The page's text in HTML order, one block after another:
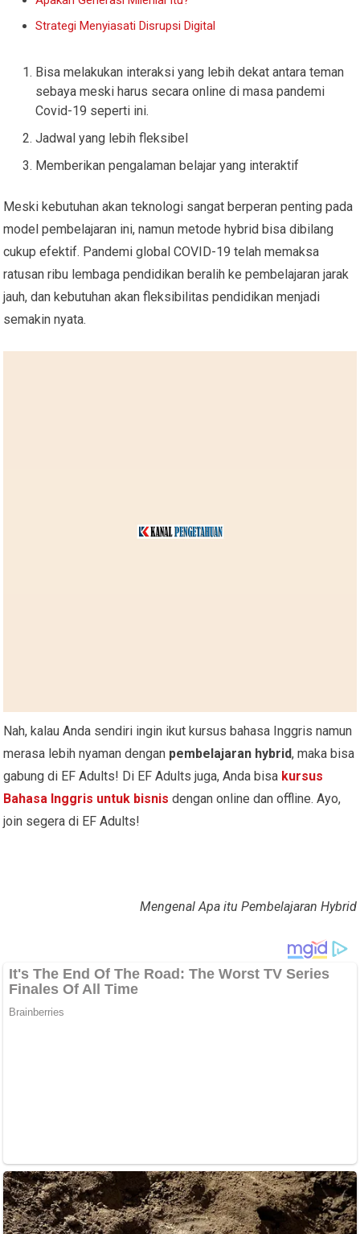
Strategi Menyiasati Disrupsi Digital
Bisa melakukan interaksi yang lebih dekat antara teman
sebaya meski harus secara online di masa pandemi
Covid-19 seperti ini.
Jadwal yang lebih fleksibel
Memberikan pengalaman belajar yang interaktif
Meski kebutuhan akan teknologi sangat berperan penting pada
model pembelajaran ini, namun metode hybrid bisa dibilang
cukup efektif. Pandemi global COVID-19 telah memaksa
ratusan ribu lembaga pendidikan beralih ke pembelajaran jarak
jauh, dan kebutuhan akan fleksibilitas pendidikan menjadi
semakin nyata.
Nah, kalau Anda sendiri ingin ikut kursus bahasa Inggris namun
merasa lebih nyaman dengan pembelajaran hybrid, maka bisa
gabung di EF Adults! Di EF Adults juga, Anda bisa kursus
Bahasa Inggris untuk bisnis dengan online dan offline. Ayo,
join segera di EF Adults!
Mengenal Apa itu Pembelajaran Hybrid